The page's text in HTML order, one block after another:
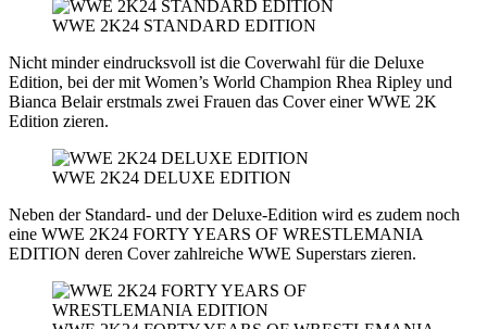
WWE 2K24 STANDARD EDITION
Nicht minder eindrucksvoll ist die Coverwahl für die Deluxe
Edition, bei der mit Women’s World Champion Rhea Ripley und
Bianca Belair erstmals zwei Frauen das Cover einer WWE 2K
Edition zieren.
WWE 2K24 DELUXE EDITION
Neben der Standard- und der Deluxe-Edition wird es zudem noch
eine WWE 2K24 FORTY YEARS OF WRESTLEMANIA
EDITION deren Cover zahlreiche WWE Superstars zieren.